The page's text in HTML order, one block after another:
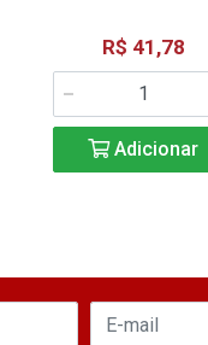
R$ 41,78
Adicionar